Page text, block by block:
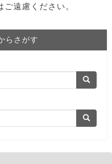
遠慮ください。
らさがす